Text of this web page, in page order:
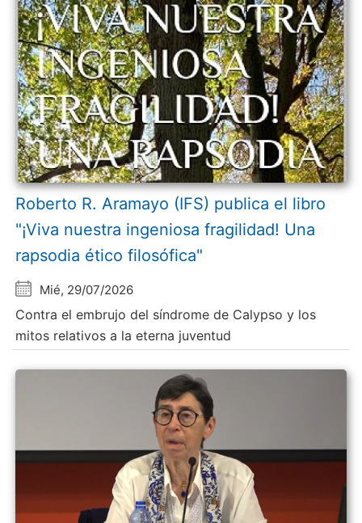
Roberto R. Aramayo (IFS) publica el libro
"¡Viva nuestra ingeniosa fragilidad! Una
rapsodia ético filosófica"
Mié, 29/07/2026
Contra el embrujo del síndrome de Calypso y los
mitos relativos a la eterna juventud